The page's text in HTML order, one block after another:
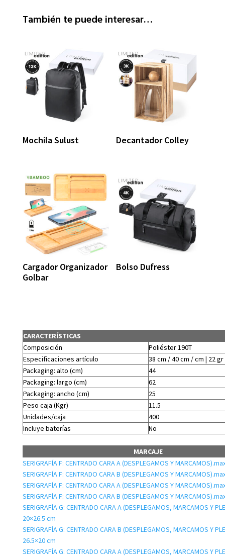
También te puede interesar…
Mochila Sulust Decantador Colley
Cargador Organizador
Golbar
Bolso Dufress
CARACTERÍSTICAS
Composición
Poliéster 190T
Especificaciones artículo
38 cm / 40 cm / cm | 22 gr
Packaging: alto (cm)
44
Packaging: largo (cm)
62
Packaging: ancho (cm)
25
Peso caja (Kgr)
11.5
Unidades/caja
400
Incluye baterías
No
MARCAJE
SERIGRAFÍA F: CENTRADO CARA A (DESPLEGAMOS Y
SERIGRAFÍA F: CENTRADO CARA B (DESPLEGAMOS Y
SERIGRAFÍA F: CENTRADO CARA A (DESPLEGAMOS Y
SERIGRAFÍA F: CENTRADO CARA B (DESPLEGAMOS Y
SERIGRAFÍA G: CENTRADO CARA A (DESPLEGAMOS, MARCAMOS Y
20×26.5 cm
SERIGRAFÍA G: CENTRADO CARA B (DESPLEGAMOS, MARCAMOS Y
26.5×20 cm
SERIGRAFÍA G: CENTRADO CARA A (DESPLEGAMOS, MARCAMOS Y